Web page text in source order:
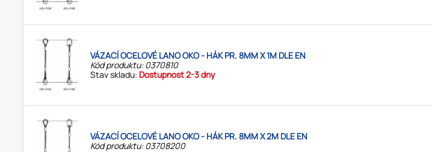
VÁZACÍ OCELOVÉ LANO OKO - HÁK PR. 8MM X 1M DLE EN
Kód produktu: 0370810
Stav skladu: Dostupnost 2-3 dny
VÁZACÍ OCELOVÉ LANO OKO - HÁK PR. 8MM X 2M DLE EN
Kód produktu: 03708200